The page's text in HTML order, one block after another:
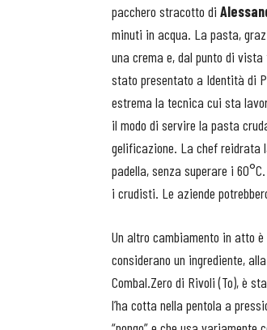
pacchero stracotto di
minuti in acqua. La pasta,
una crema e, dal punto di
stato presentato a Identità di
estrema la tecnica cui sta
il modo di servire la pasta
gelificazione. La chef reidrata
padella, senza superare i
i crudisti. Le aziende
Un altro cambiamento in atto
considerano un ingrediente,
Combal.Zero di Rivoli (To), è
l’ha cotta nella pentola a